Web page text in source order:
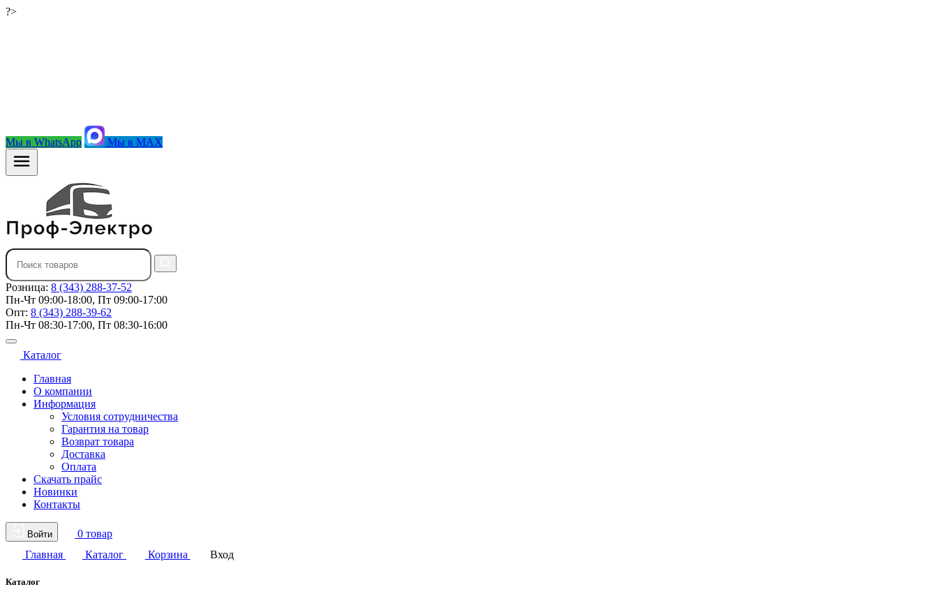
?>
Мы в WhatsApp Мы в MAX
Розница: 8 (343) 288-37-52
Пн-Чт 09:00-18:00, Пт 09:00-17:00
Опт: 8 (343) 288-39-62
Пн-Чт 08:30-17:00, Пт 08:30-16:00
Каталог
Главная
О компании
Информация
Условия сотрудничества
Гарантия на товар
Возврат товара
Доставка
Оплата
Скачать прайс
Новинки
Контакты
Войти
0 товар
Главная
Каталог Корзина Вход
Каталог